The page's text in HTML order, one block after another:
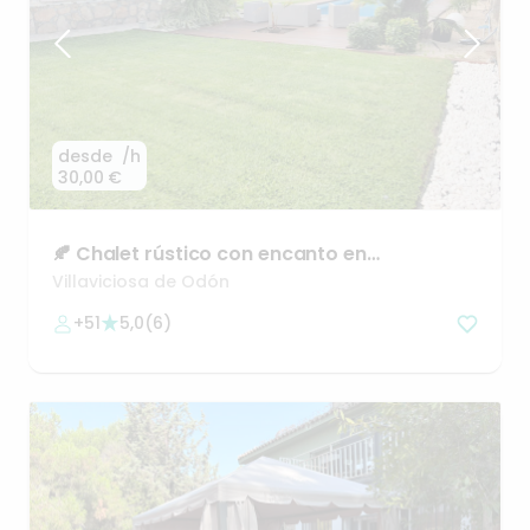
desde
30,00 €
/h
🍂 Chalet rústico con encanto en
Villaviciosa de Odón
Villaviciosa de Odón
+51
5,0(6)